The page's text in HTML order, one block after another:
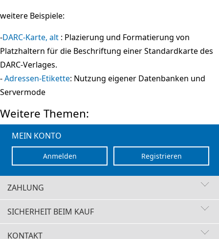
weitere Beispiele:
-DARC-Karte, alt : Plazierung und Formatierung von
Platzhaltern für die Beschriftung einer Standardkarte des
DARC-Verlages.
-Adressen-Etikette: Nutzung eigener Datenbanken und
Servermode
Weitere Themen:
MEIN KONTO
Registrieren
Anmelden
ZAHLUNG
SICHERHEIT BEIM KAUF
KONTAKT